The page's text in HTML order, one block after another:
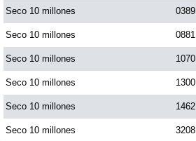
Pick 4 Noche
Pijao de Oro
Sinuano Día
Seco 10 millones 0389
Seco 10 millones 0881
Seco 10 millones 1070
Seco 10 millones 1300
Seco 10 millones 1462
Seco 10 millones 3208